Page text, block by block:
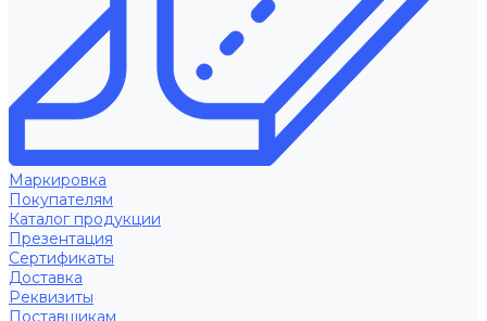
Маркировка
Покупателям
Каталог продукции
Презентация
Сертификаты
Доставка
Реквизиты
Поставщикам